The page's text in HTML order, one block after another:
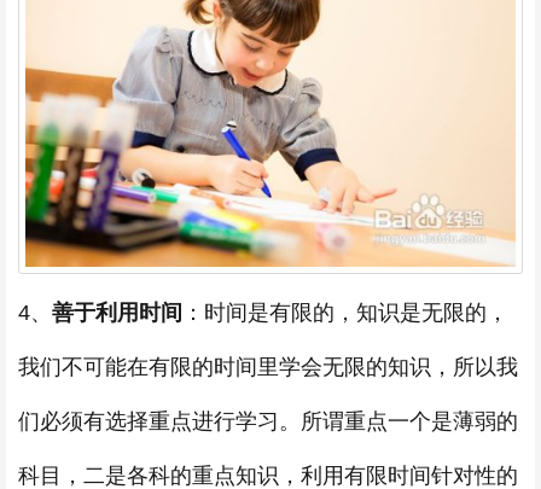
4、 善于利用时间 ：时间是有限的，知识是无限的，
我们不可能在有限的时间里学会无限的知识，所以我
们必须有选择重点进行学习。所谓重点一个是薄弱的
科目，二是各科的重点知识，利用有限时间针对性的